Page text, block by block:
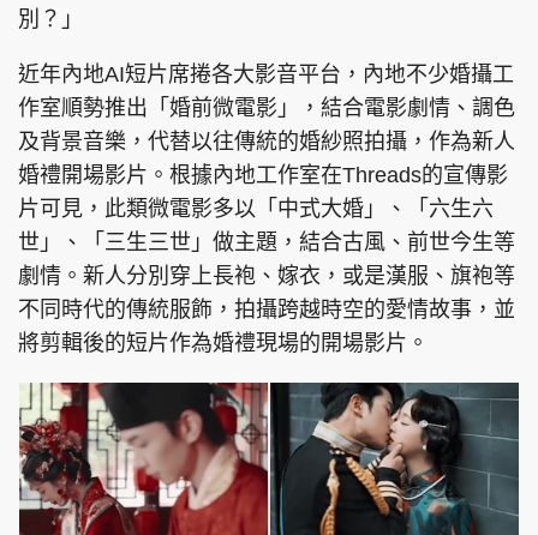
別？」
近年內地AI短片席捲各大影音平台，內地不少婚攝工
作室順勢推出「婚前微電影」，結合電影劇情、調色
及背景音樂，代替以往傳統的婚紗照拍攝，作為新人
婚禮開場影片。根據內地工作室在Threads的宣傳影
片可見，此類微電影多以「中式大婚」、「六生六
世」、「三生三世」做主題，結合古風、前世今生等
劇情。新人分別穿上長袍、嫁衣，或是漢服、旗袍等
不同時代的傳統服飾，拍攝跨越時空的愛情故事，並
將剪輯後的短片作為婚禮現場的開場影片。